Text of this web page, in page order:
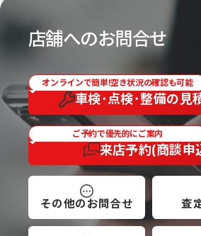
店舗へのお問合せ
オンラインで簡単!空き状況の確認も可能
車検･点検･整備の 見
ご予約で優先的にご案内
来店予約(商談申
その他の お問合せ 査